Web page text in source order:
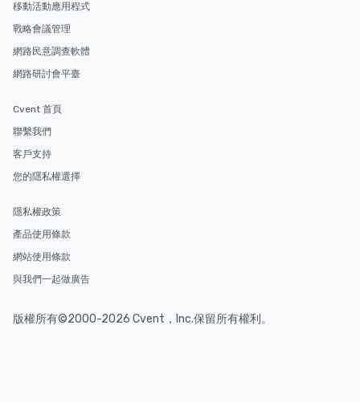
移動活動應用程式
戰略會議管理
網路民意調查軟體
網路研討會平臺
Cvent 首頁
聯繫我們
客戶支持
您的隱私權選擇
隱私權政策
產品使用條款
網站使用條款
與我們一起做廣告
版權所有©2000-2026 Cvent，Inc.保留所有權利。